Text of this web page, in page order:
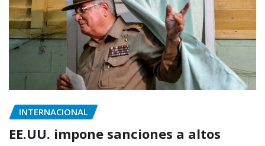
INTERNACIONAL
EE.UU. impone sanciones a altos